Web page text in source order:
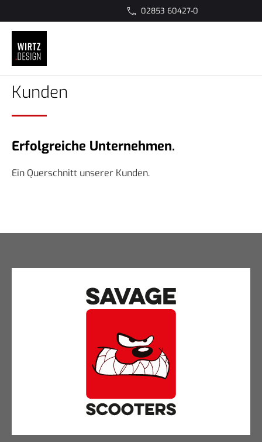
02853 60427-0
Kunden
Erfolgreiche Unternehmen.
Ein Querschnitt unserer Kunden.